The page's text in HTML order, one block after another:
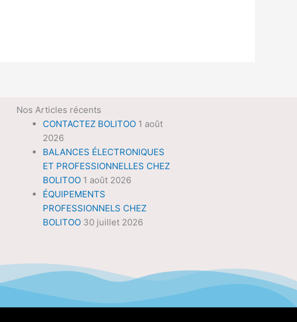
Nos Articles récents
CONTACTEZ BOLITOO 1 août
2026
BALANCES ÉLECTRONIQUES
ET PROFESSIONNELLES CHEZ
BOLITOO 1 août 2026
ÉQUIPEMENTS
PROFESSIONNELS CHEZ
BOLITOO 30 juillet 2026